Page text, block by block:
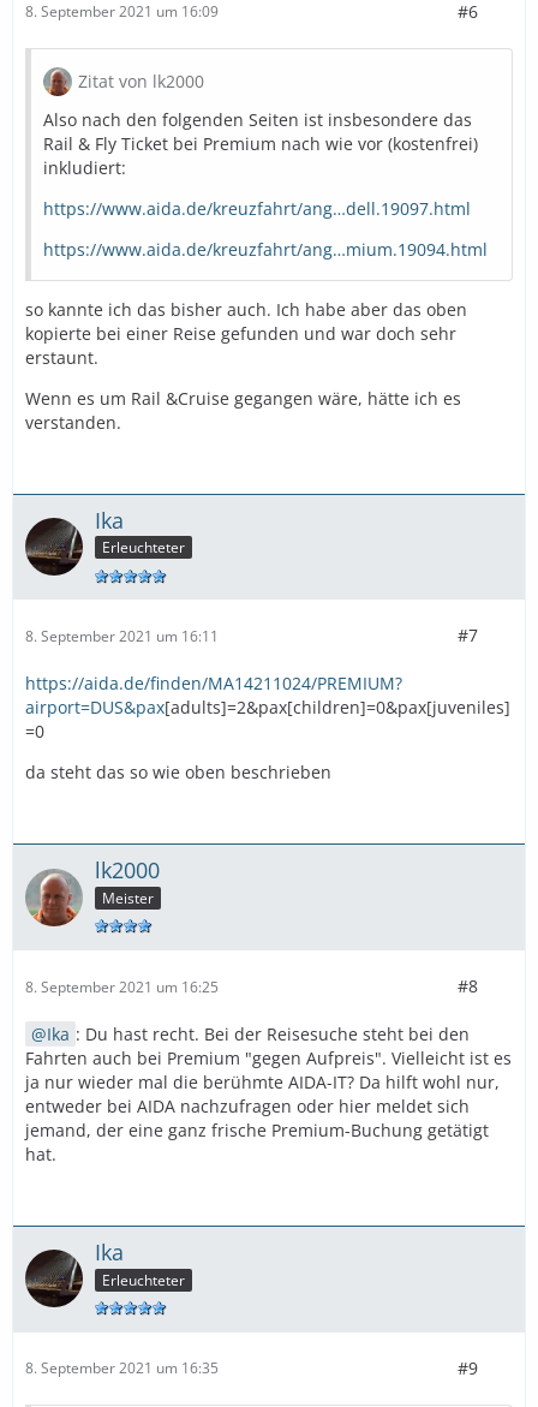
8. September 2021 um 16:09 #6
Zitat von lk2000
Also nach den folgenden Seiten ist insbesondere das
Rail & Fly Ticket bei Premium nach wie vor (kostenfrei)
inkludiert:
https://www.aida.de/kreuzfahrt/ang…dell.19097.html
https://www.aida.de/kreuzfahrt/ang…mium.19094.html
so kannte ich das bisher auch. Ich habe aber das oben
kopierte bei einer Reise gefunden und war doch sehr
erstaunt.
Wenn es um Rail &Cruise gegangen wäre, hätte ich es
verstanden.
Ika
Erleuchteter
8. September 2021 um 16:11 #7
https://aida.de/finden/MA14211024/PREMIUM?
airport=DUS&pax[adults]=2&pax[children]=0&pax[juveniles]
=0
da steht das so wie oben beschrieben
lk2000
Meister
8. September 2021 um 16:25 #8
Ika : Du hast recht. Bei der Reisesuche steht bei den
Fahrten auch bei Premium "gegen Aufpreis". Vielleicht ist es
ja nur wieder mal die berühmte AIDA-IT? Da hilft wohl nur,
entweder bei AIDA nachzufragen oder hier meldet sich
jemand, der eine ganz frische Premium-Buchung getätigt
hat.
Ika
Erleuchteter
8. September 2021 um 16:35 #9